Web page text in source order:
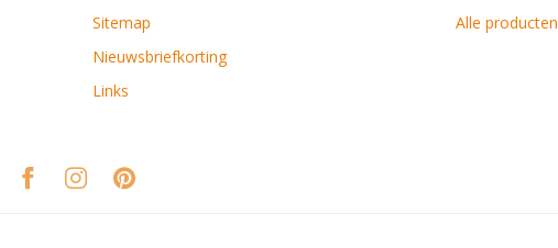
Sitemap
Nieuwsbriefkorting
Links
Alle producten